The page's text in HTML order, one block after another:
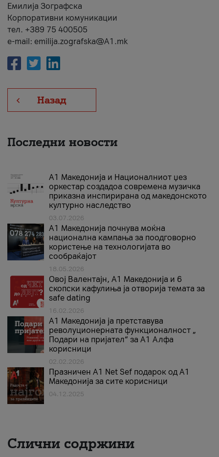
Емилија Зографска
Корпоративни комуникации
тел. +389 75 400505
e-mail: emilija.zografska@A1.mk
Назад
Последни новости
А1 Македонија и Националниот џез
оркестар создадоа современа музичка
приказна инспирирана од македонското
културно наследство
03.07.2026
A1 Македонија почнува моќна
национална кампања за поодговорно
користење на технологијата во
сообраќајот
18.05.2026
Овој Валентајн, A1 Македонија и 6
скопски кафулиња ја отворија темата за
safe dating
16.02.2026
А1 Македонија ја претставува
револуционерната функционалност „
Подари на пријател“ за А1 Алфа
корисници
02.02.2026
Празничен A1 Net Sеf подарок од А1
Македонија за сите корисници
04.12.2025
Слични содржини